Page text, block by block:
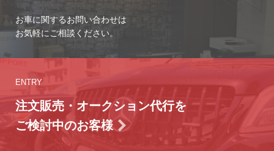
お車に関するお問い合わせは
お気軽にご相談ください。
ENTRY
注文販売・オークション代行を
ご検討中のお客様